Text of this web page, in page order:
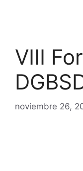
VIII
noviembre 26,